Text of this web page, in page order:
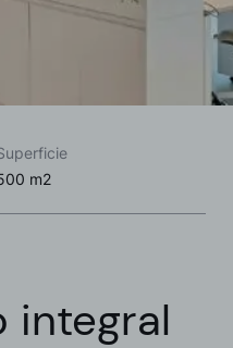
m2
integral